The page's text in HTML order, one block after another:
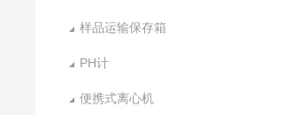
样品运输保存箱
PH计
便携式离心机